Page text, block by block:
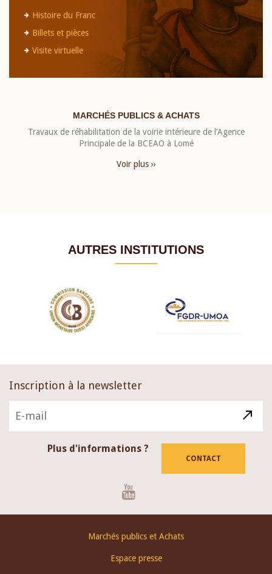
Histoire du Franc
Billets et pièces
Visite virtuelle
MARCHÉS PUBLICS & ACHATS
Travaux de réhabilitation de la voirie intérieure de l’Agence
Principale de la BCEAO à Lomé
Voir plus ››
AUTRES INSTITUTIONS
Inscription à la newsletter
Plus d'informations ?
CONTACT
Marchés publics et Achats
Espace presse